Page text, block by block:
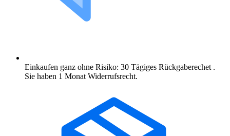
Einkaufen ganz ohne Risiko: 30 Tägiges Rückgaberechet .
Sie haben 1 Monat Widerrufsrecht.